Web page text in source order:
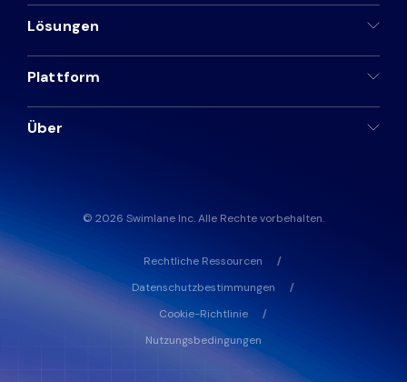
Kontakt
Blog
Unterstützung
Demo anfordern
© 2026 Swimlane Inc. Alle Rechte vorbehalten.
Rechtliche Ressourcen
Datenschutzbestimmungen
Cookie-Richtlinie
Nutzungsbedingungen
Lösungen
Plattform
Über